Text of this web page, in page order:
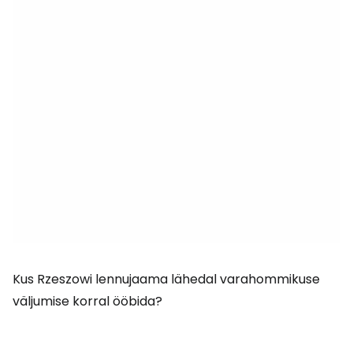
Kus Rzeszowi lennujaama lähedal varahommikuse
väljumise korral ööbida?